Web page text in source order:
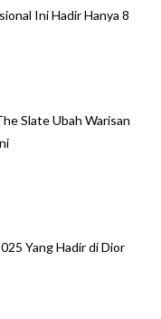
Ini Hadir Hanya 8
Slate Ubah Warisan
Yang Hadir di Dior